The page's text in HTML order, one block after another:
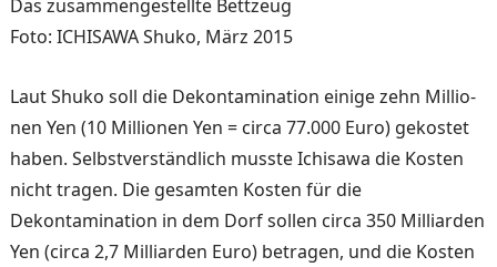
Das zusammengestellte Bettzeug
Foto: ICHISAWA Shuko, März 2015
Laut Shuko soll die Dekonta­mination einige zehn Millio­
nen Yen (10 Millionen Yen = circa 77.000 Euro) gekostet
haben. Selbstverständlich muss­te Ichisawa die Kosten
nicht tragen. Die gesamten Kosten für die
Dekontamination in dem Dorf sollen circa 350 Milliarden
Yen (circa 2,7 Mil­liarden Euro) betragen, und die Kosten